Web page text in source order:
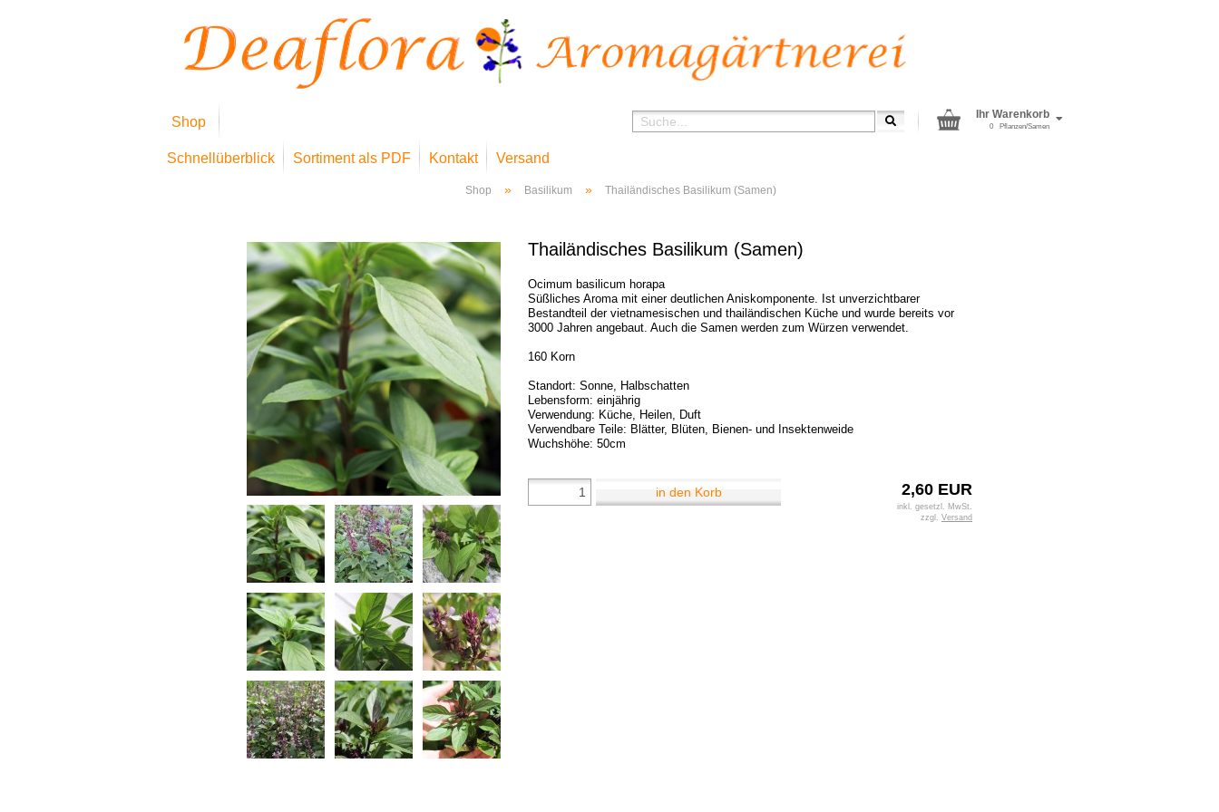
Shop
Schnellüberblick Sortiment als PDF Kontakt Versand
Ihr Warenkorb
Pflanzen/Samen
0
Shop » Basilikum » Thailändisches Basilikum (Samen)
Thailändisches Basilikum (Samen)
Ocimum basilicum horapa
Süßliches Aroma mit einer deutlichen Aniskomponente. Ist unverzichtbarer
Bestandteil der vietnamesischen und thailändischen Küche und wurde bereits vor
3000 Jahren angebaut. Auch die Samen werden zum Würzen verwendet.
160 Korn
Standort: Sonne, Halbschatten
Lebensform: einjährig
Verwendung: Küche, Heilen, Duft
Verwendbare Teile: Blätter, Blüten, Bienen- und Insektenweide
Wuchshöhe: 50cm
2,60 EUR
inkl. gesetzl. MwSt.
zzgl. Versand
in den Korb